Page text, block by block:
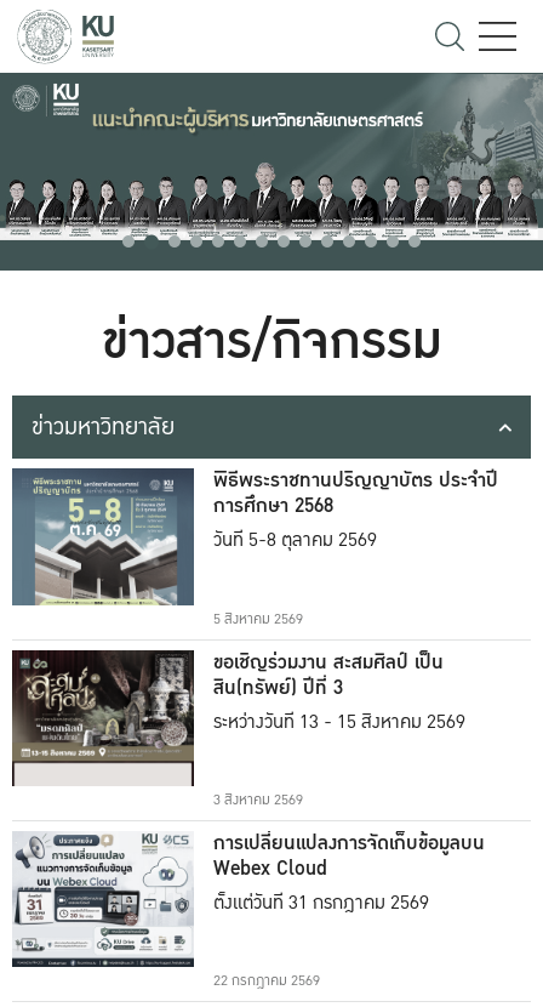
ข่าวสาร/กิจกรรม
ข่าวมหาวิทยาลัย
พิธีพระราชทานปริญญาบัตร ประจำปี
การศึกษา 2568
วันที่ 5-8 ตุลาคม 2569
5 สิงหาคม 2569
ขอเชิญร่วมงาน สะสมศิลป์ เป็น
สิน(ทรัพย์) ปีที่ 3
ระหว่างวันที่ 13 - 15 สิงหาคม 2569
3 สิงหาคม 2569
การเปลี่ยนแปลงการจัดเก็บข้อมูลบน
Webex Cloud
ตั้งแต่วันที่ 31 กรกฎาคม 2569
22 กรกฎาคม 2569